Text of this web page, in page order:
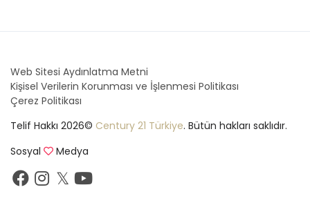
Web Sitesi Aydınlatma Metni
Kişisel Verilerin Korunması ve İşlenmesi Politikası
Çerez Politikası
Telif Hakkı 2026© Century 21 Türkiye. Bütün hakları saklıdır.
Sosyal
Medya